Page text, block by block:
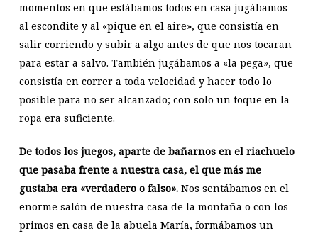
momentos en que estábamos todos en casa jugábamos
al escondite y al «pique en el aire», que consistía en
salir corriendo y subir a algo antes de que nos tocaran
para estar a salvo. También jugábamos a «la pega», que
consistía en correr a toda velocidad y hacer todo lo
posible para no ser alcanzado; con solo un toque en la
ropa era suficiente.
De todos los juegos, aparte de bañarnos en el riachuelo
que pasaba frente a nuestra casa, el que más me
gustaba era «verdadero o falso».Nos sentábamos en el
enorme salón de nuestra casa de la montaña o con los
primos en casa de la abuela María, formábamos un